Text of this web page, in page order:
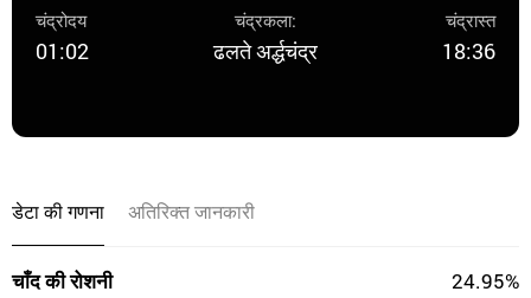
चंद्रोदय
01:02
चंद्रकला:
ढलते अर्द्धचंद्र
चंद्रास्त
18:36
डेटा की गणना अतिरिक्त जानकारी
चाँद की रोशनी
24.95%